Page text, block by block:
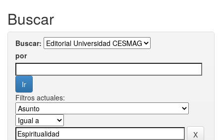
Buscar
Buscar:
por
Filtros actuales: